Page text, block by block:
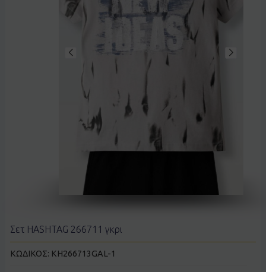
Σετ HASHTAG 266711 γκρι
ΚΩΔΙΚΟΣ: KH266713GAL-1